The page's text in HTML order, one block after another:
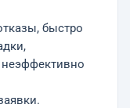
быстро